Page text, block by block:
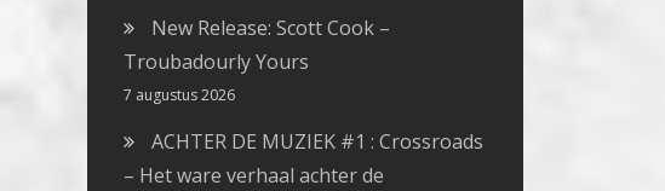
New Release: Scott Cook –
Troubadourly Yours
7 augustus 2026
ACHTER DE MUZIEK #1 : Crossroads
– Het ware verhaal achter de